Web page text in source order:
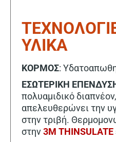
ΥΛΙΚΑ
ΚΟΡΜΟΣ:
ΕΣΩΤΕΡΙΚΗ
πολυαμιδικό
απελευθερώνει την
στην τριβή.
στην3M THINSULATE